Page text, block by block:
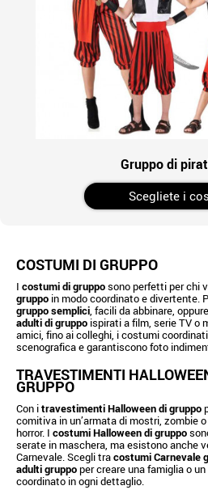
Gruppo di
Scegliete i
COSTUMI DI GRUPPO
I costumi di grupposono perfetti per chi
gruppo in modo coordinato e divertente.
gruppo semplici, facili da abbinare,
adulti di gruppo ispirati a film, serie TV o
amici, fino ai colleghi, i costumi
scenografica e garantiscono foto
TRAVESTIMENTI
GRUPPO
Con itravestimenti Halloween di gruppo
comitiva in un’armata di mostri, zombie
horror. I costumi Halloween di gruppo
serate in maschera, ma esistono anche
Carnevale. Scegli tracostumi Carnevale
adulti gruppoper creare una famiglia o
coordinato in ogni dettaglio.